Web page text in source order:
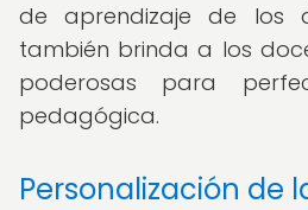
de aprendizaje de los
también brinda a los
poderosas para
pedagógica.
Personalización de